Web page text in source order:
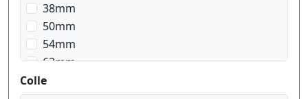
38mm
50mm
54mm
62mm
Colle